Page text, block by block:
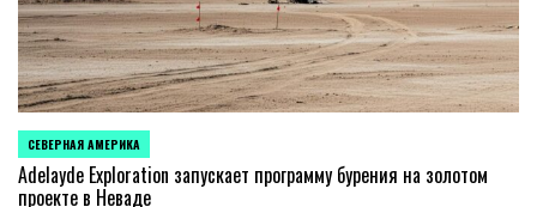
ОПУБЛИКОВАНО
В
СЕВЕРНАЯ АМЕРИКА
Adelayde Exploration запускает программу бурения на золотом
проекте в Неваде